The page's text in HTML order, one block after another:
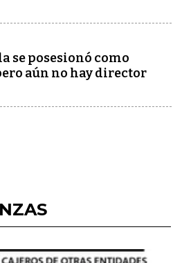
se posesionó como
aún no hay director